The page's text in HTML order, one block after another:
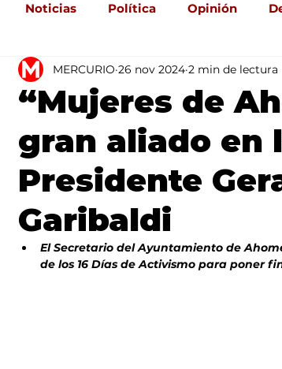
Noticias Política Opinión
México Mundo Portada 2
“Mujeres de
gran aliado en
Presidente
Garibaldi
MERCURIO 26 nov 2024 2 min de lectura
El Secretario del Ayuntamiento de
de los 16 Días de Activismo para poner